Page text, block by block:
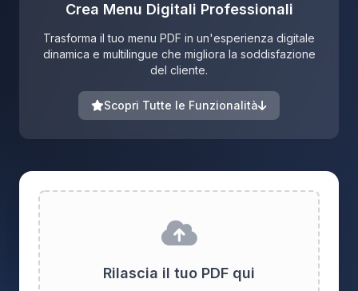
Crea Menu Digitali Professionali
Trasforma il tuo menu PDF in un'esperienza digitale
dinamica e multilingue che migliora la soddisfazione
del cliente.
Scopri Tutte le Funzionalità
Rilascia il tuo PDF qui